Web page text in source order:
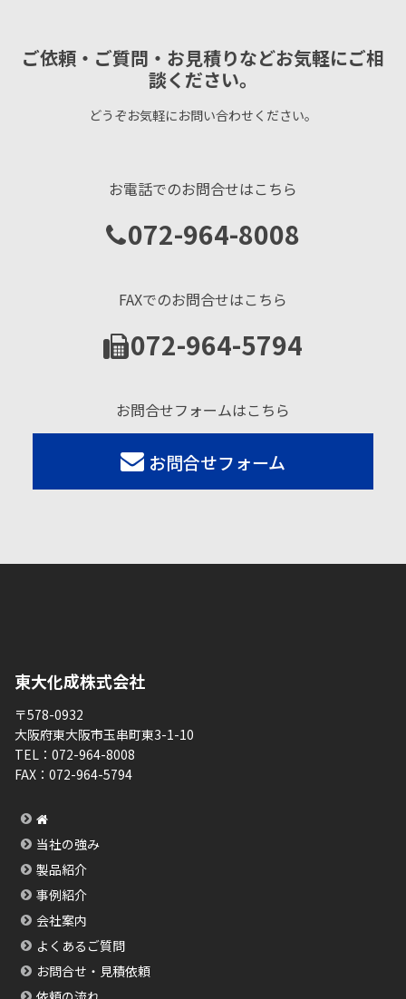
ご依頼・ご質問・お見積りなどお気軽にご相
談ください。
どうぞお気軽にお問い合わせください。
お電話でのお問合せはこちら
072-964-8008
FAXでのお問合せはこちら
072-964-5794
お問合せフォームはこちら
お問合せフォーム
東大化成株式会社
〒578-0932
大阪府東大阪市玉串町東3-1-10
TEL： 072-964-8008
FAX： 072-964-5794
当社の強み
製品紹介
事例紹介
会社案内
よくあるご質問
お問合せ・見積依頼